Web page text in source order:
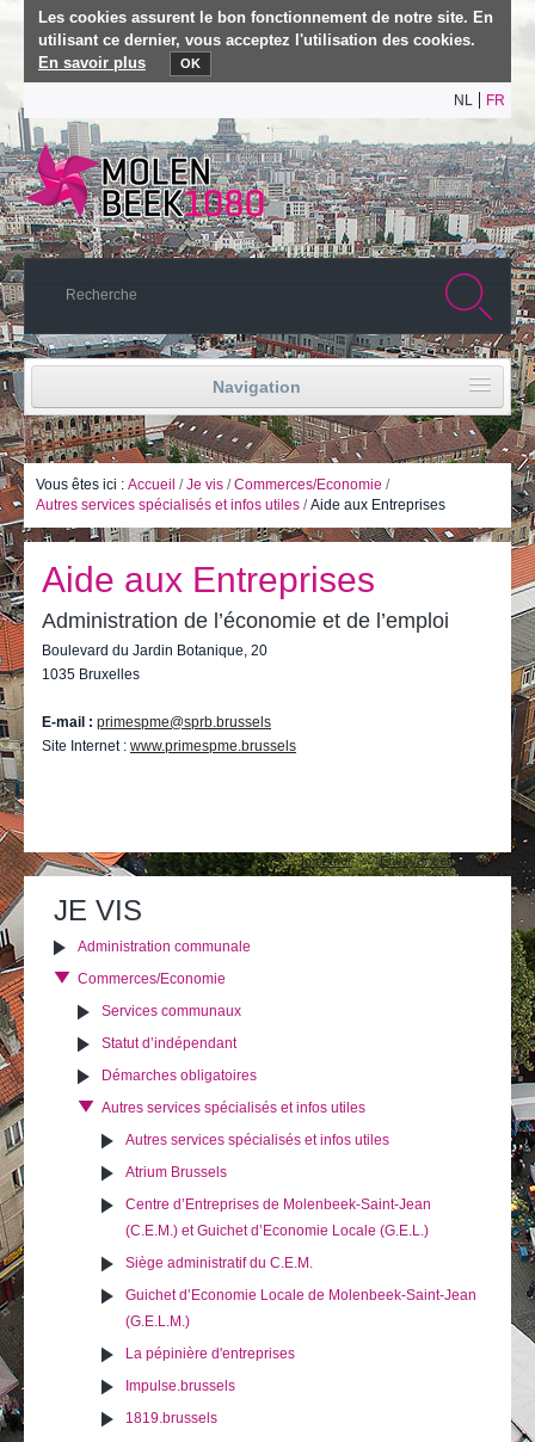
Les cookies assurent le bon fonctionnement de notre site. En
utilisant ce dernier, vous acceptez l'utilisation des cookies.
En savoir plus
OK
NL FR
Navigation
Accueil
Vie politique
Je vis
Je visite
E-guichet / Prendre RDV
Vous êtes ici : Accueil /Je vis /Commerces/Economie /
Autres services spécialisés et infos utiles /Aide aux Entreprises
Aide aux Entreprises
Administration de l’économie et de l’emploi
Boulevard du Jardin Botanique, 20
1035 Bruxelles
E-mail : primespme@sprb.brussels
Site Internet : www.primespme.brussels
sur
Imprimer Envoyer cette page
JE VIS
Administration communale
Commerces/Economie
Services communaux
Statut d’indépendant
Démarches obligatoires
Autres services spécialisés et infos utiles
Autres services spécialisés et infos utiles
Atrium Brussels
Centre d’Entreprises de Molenbeek-Saint-Jean
(C.E.M.) et Guichet d’Economie Locale (G.E.L.)
Siège administratif du C.E.M.
Guichet d’Economie Locale de Molenbeek-Saint-Jean
(G.E.L.M.)
La pépinière d'entreprises
Impulse.brussels
1819.brussels